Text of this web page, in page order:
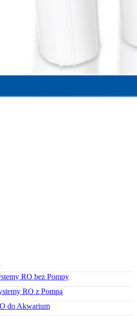
RO bez Pompy
RO z Pompą
do Akwarium